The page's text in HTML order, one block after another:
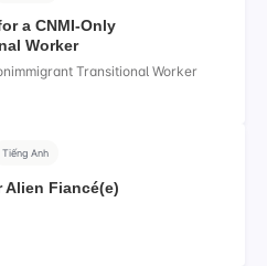
a CNMI-Only
Worker
Transitional Worker
Tiếng Anh
Alien Fiancé(e)